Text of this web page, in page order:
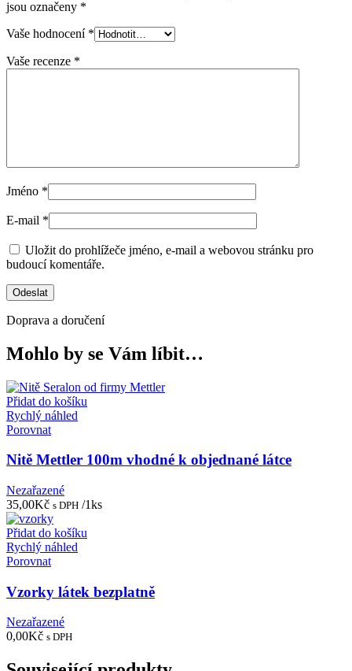
jsou označeny *
Vaše hodnocení *
Vaše recenze *
Jméno *
E-mail *
Uložit do prohlížeče jméno, e-mail a webovou stránku pro
budoucí komentáře.
Doprava a doručení
Mohlo by se Vám líbit…
Přidat do košíku
Rychlý náhled
Porovnat
Nitě Mettler 100m vhodné k objednané látce
Nezařazené
35,00Kč s DPH /1ks
Přidat do košíku
Rychlý náhled
Porovnat
Vzorky látek bezplatně
Nezařazené
0,00Kč s DPH